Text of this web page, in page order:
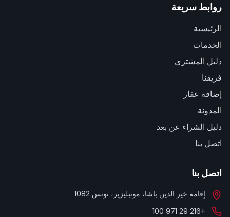
روابط سريعة
الرئيسية
الخدمات
دليل المشتري
فريقنا
إضافة عقار
المدونة
دليل الشراء عن بعد
اتصل بنا
اتصل بنا
إقامة خير الدين باشا، مونبليزير، تونس 1082
+216 29 971 100